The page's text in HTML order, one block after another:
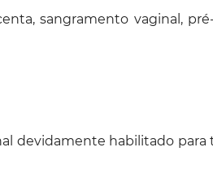
sangramento vaginal,
devidamente habilitado